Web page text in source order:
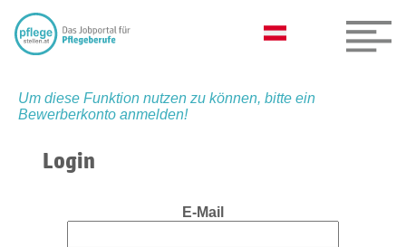
Um diese Funktion nutzen zu können, bitte ein
Bewerberkonto anmelden!
Login
E-Mail